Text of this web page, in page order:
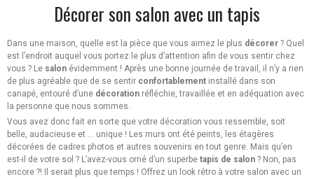
Décorer son salon avec un tapis
Dans une maison, quelle est la pièce que vous aimez le plus décorer ? Quel
est l’endroit auquel vous portez le plus d’attention afin de vous sentir chez
vous ? Le salon évidemment ! Après une bonne journée de travail, il n’y a rien
de plus agréable que de se sentir confortablement installé dans son
canapé, entouré d’une décoration réfléchie, travaillée et en adéquation avec
la personne que nous sommes.
Vous avez donc fait en sorte que votre décoration vous ressemble, soit
belle, audacieuse et … unique ! Les murs ont été peints, les étagères
décorées de cadres photos et autres souvenirs en tout genre. Mais qu’en
est-il de votre sol ? L’avez-vous orné d’un superbe tapis de salon ? Non, pas
encore ?! Il serait plus que temps ! Offrez un look rétro à votre salon avec un